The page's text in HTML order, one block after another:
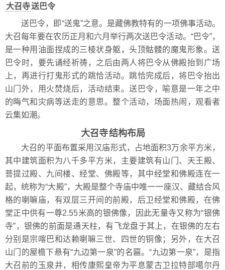
大召寺送巴令
送巴令，即“送鬼”之意。是藏佛教特有的一项佛事活动。
大召每年要在农历正月和六月举行两次送巴令活动。“巴令”，
是一种用油面捏成的三棱状身躯，头顶骷髅的魔鬼形象。送
巴令时，要先诵经祈祷，之后由两人将巴令从佛殿抬到广场
上，再进行打鬼形式的跳恰活动。跳恰完成后，将巴令抬出
山门外，用火焚烧后，活动结束。送巴令，喻意是一年之中
的晦气和灾病等送走的意思。整个活动，场面热闹，观看者
云集如潮。
大召寺结构布局
大召的平面布置采用汉庙形式，占地面积3万余平方米，
其中建筑面积为八千多平方米，主要建筑有山门、天王殿、
菩提过殿、九间楼、经堂、佛殿等，其中经堂和佛殿连在一
起，统称为“大殿”，大殿是整个寺庙中唯一一座汉、藏结合风
格的喇嘛庙，有双层三开间的前殿，后卫经堂和佛殿，在佛
堂正中供有一尊2.55米高的银佛像，因此无量寺又称为“银佛
寺”，银佛的前面是通天柱，有飞龙盘于其上，在银佛的左右
分别是宗喀巴和达赖喇嘛三世、四世的铜像；另外，在大召
山门的屋檐下悬有“九边第一泉”的名匾。“九边第一泉”，是指
大召前的玉泉井，相传康熙皇帝为平息蒙古卫拉特部噶尔丹